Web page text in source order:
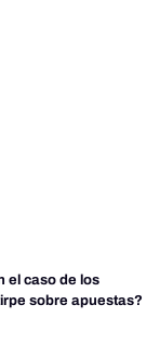
el caso de los
sobre apuestas?